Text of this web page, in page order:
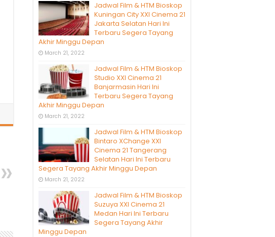
Jadwal Film & HTM Bioskop
Kuningan City XXI Cinema 21
Jakarta Selatan Hari Ini
Terbaru Segera Tayang
Akhir Minggu Depan
March 21, 2022
Jadwal Film & HTM Bioskop
Studio XXI Cinema 21
Banjarmasin Hari Ini
Terbaru Segera Tayang
Akhir Minggu Depan
March 21, 2022
Jadwal Film & HTM Bioskop
Bintaro XChange XXI
Cinema 21 Tangerang
Selatan Hari Ini Terbaru
Segera Tayang Akhir Minggu Depan
March 21, 2022
Jadwal Film & HTM Bioskop
Suzuya XXI Cinema 21
Medan Hari Ini Terbaru
Segera Tayang Akhir
Minggu Depan